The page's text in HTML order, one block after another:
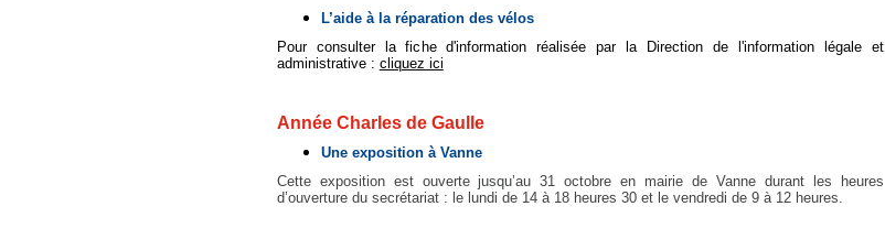
L’aide à la réparation des vélos
Pour consulter la fiche d'information réalisée par la Direction de l'information légale et
administrative : cliquez ici
Année Charles de Gaulle
Une exposition à Vanne
Cette exposition est ouverte jusqu’au 31 octobre en mairie de Vanne durant les heures
d’ouverture du secrétariat : le lundi de 14 à 18 heures 30 et le vendredi de 9 à 12 heures.